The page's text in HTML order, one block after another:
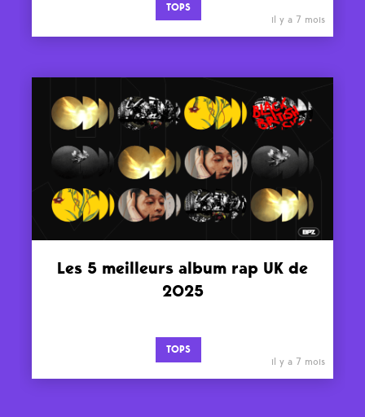
TOPS
il y a 7 mois
Les 5 meilleurs album rap UK de
2025
TOPS
il y a 7 mois